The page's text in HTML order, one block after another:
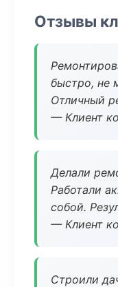
Отзывы
быстро, не
Отличный
— Клиент
Делали
Работали
собой.
— Клиент
Строили